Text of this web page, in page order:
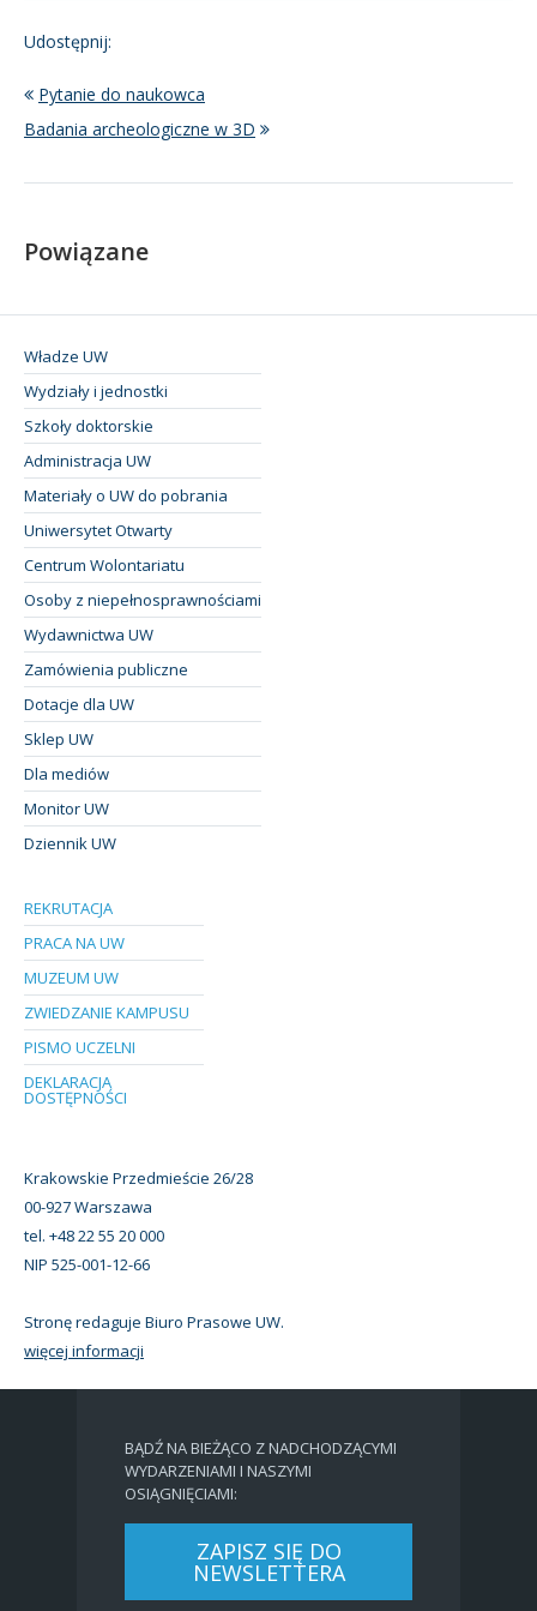
Udostępnij:
Pytanie do naukowca
Badania archeologiczne w 3D
Powiązane
Władze UW
Wydziały i jednostki
Szkoły doktorskie
Administracja UW
Materiały o UW do pobrania
Uniwersytet Otwarty
Centrum Wolontariatu
Osoby z niepełnosprawnościami
Wydawnictwa UW
Zamówienia publiczne
Dotacje dla UW
Sklep UW
Dla mediów
Monitor UW
Dziennik UW
REKRUTACJA
PRACA NA UW
MUZEUM UW
ZWIEDZANIE KAMPUSU
PISMO UCZELNI
DEKLARACJA
DOSTĘPNOŚCI
Krakowskie Przedmieście 26/28
00-927 Warszawa
tel. +48 22 55 20 000
NIP 525-001-12-66
Stronę redaguje Biuro Prasowe UW.
więcej informacji
BĄDŹ NA BIEŻĄCO Z NADCHODZĄCYMI
WYDARZENIAMI I NASZYMI
OSIĄGNIĘCIAMI:
ZAPISZ SIĘ DO
NEWSLETTERA